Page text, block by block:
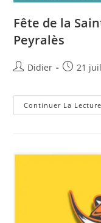
Fête de la
Peyralès
Didier 21
Continuer La Lecture